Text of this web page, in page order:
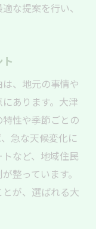
とは
るコツ
制とは
な暮らし
事例
応の魅力
ビス特徴
な生活
活の課題
と特徴
な提案を行い、
、地元の事情や
あります。大津
性や季節ごとの
急な天候変化に
など、地域住民
整っています。
が、選ばれる大